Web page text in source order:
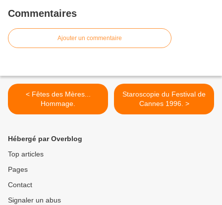
Commentaires
Ajouter un commentaire
< Fêtes des Mères...
Hommage.
Staroscopie du Festival de
Cannes 1996. >
Hébergé par Overblog
Top articles
Pages
Contact
Signaler un abus